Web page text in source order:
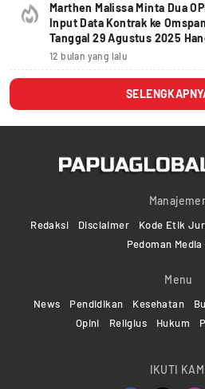
Marthen Malissa Minta Dua
Input Data Kontrak ke
Tanggal 29 Agustus 2025
12 bulan yang lalu
Redaksi Disclaimer Kode Etik
Pedoman
Menu
News Pendidikan Kesehatan
Opini
Religius Hukum
IKUTI KAMI